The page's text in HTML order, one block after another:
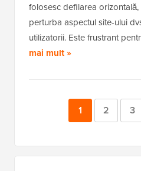
folosesc defilarea
perturba aspectul site-ului
utilizatorii. Este frustrant
mai mult »
Pagina
1 Pagina
2 3